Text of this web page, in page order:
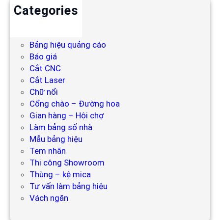
Categories
Bảng hiệu quảng cáo
Báo giá
Cắt CNC
Cắt Laser
Chữ nổi
Cổng chào – Đường hoa
Gian hàng – Hội chợ
Làm bảng số nhà
Mẫu bảng hiệu
Tem nhãn
Thi công Showroom
Thùng – kệ mica
Tư vấn làm bảng hiệu
Vách ngăn